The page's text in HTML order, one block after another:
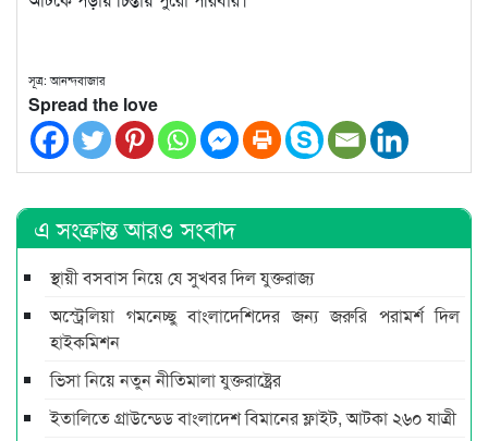
সূত্র: আনন্দবাজার
Spread the love
এ সংক্রান্ত আরও সংবাদ
স্থায়ী বসবাস নিয়ে যে সুখবর দিল যুক্তরাজ্য
অস্ট্রেলিয়া গমনেচ্ছু বাংলাদেশিদের জন্য জরুরি পরামর্শ দিল
হাইক‌মিশন
ভিসা নিয়ে নতুন নীতিমালা যুক্তরাষ্ট্রের
ইতালিতে গ্রাউন্ডেড বাংলাদেশ বিমানের ফ্লাইট, আটকা ২৬০ যাত্রী